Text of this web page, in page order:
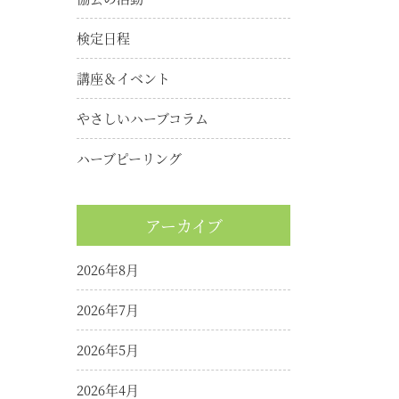
検定日程
講座＆イベント
やさしいハーブコラム
ハーブピーリング
アーカイブ
2026年8月
2026年7月
2026年5月
2026年4月